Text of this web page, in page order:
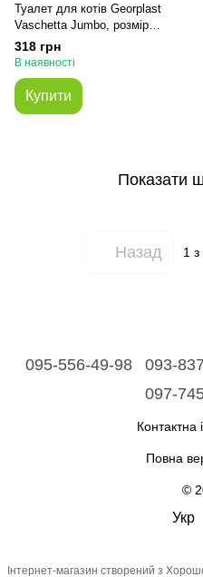
Туалет для котів Georplast
Vaschetta Jumbo, розмір
53х38х12.5 см
318 грн
В наявності
Купити
Показати
Назад 1 з
095-556-49-98 093-
097-
Контактна
Повна
©
Укр
Інтернет-магазин створений з